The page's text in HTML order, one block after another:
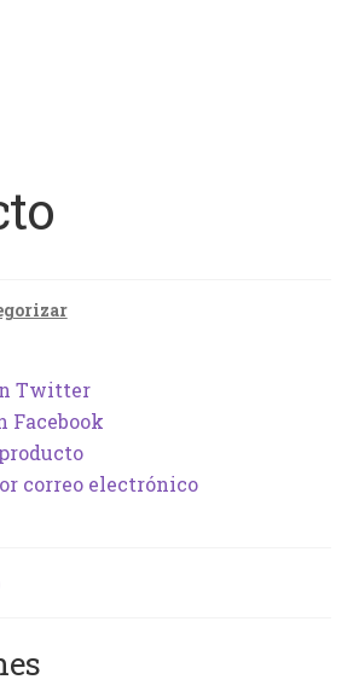
Twitter
Facebook
correo electrónico